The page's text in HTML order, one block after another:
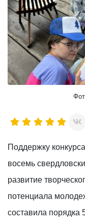
Поддержку
восемь
развитие
потенциала
составила порядка